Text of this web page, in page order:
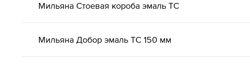
Мильяна Стоевая короба эмаль ТС
Мильяна Добор эмаль ТС 150 мм